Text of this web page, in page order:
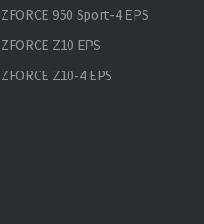
ZFORCE 950 Sport-4 EPS
ZFORCE Z10 EPS
ZFORCE Z10-4 EPS